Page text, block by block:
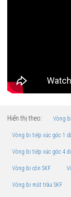
Hiển thị theo: Vòng
Vòng bi tiếp xúc góc 1
Vòng bi tiếp xúc góc 4
Vòng bi côn SKF
Vòng bi mắt trâu SKF